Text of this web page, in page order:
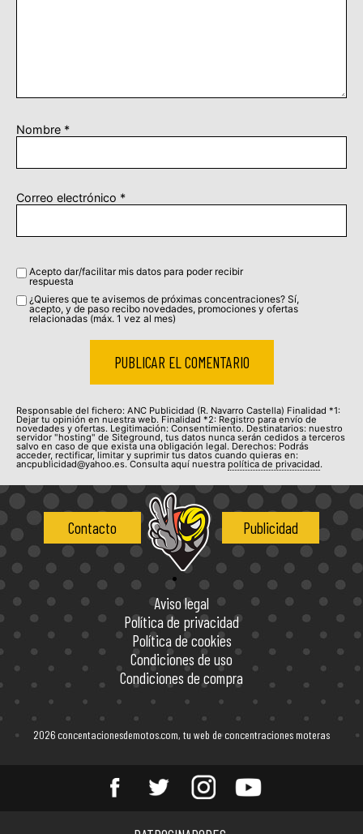
Nombre *
Correo electrónico *
Acepto dar/facilitar mis datos para poder recibir
respuesta
¿Quieres que te avisemos de próximas concentraciones? Sí,
acepto, y de paso recibo novedades, promociones y ofertas
relacionadas (máx. 1 vez al mes)
Responsable del fichero: ANC Publicidad (R. Navarro Castella) Finalidad *1:
Dejar tu opinión en nuestra web. Finalidad *2: Registro para envío de
novedades y ofertas. Legitimación: Consentimiento. Destinatarios: nuestro
servidor "hosting" de Siteground, tus datos nunca serán cedidos a terceros
salvo en caso de que exista una obligación legal. Derechos: Podrás
acceder, rectificar, limitar y suprimir tus datos cuando quieras en:
ancpublicidad@yahoo.es. Consulta aquí nuestra política de privacidad.
Contacto Publicidad
Aviso legal
Política de privacidad
Política de cookies
Condiciones de uso
Condiciones de compra
2026 concentacionesdemotos.com, tu web de concentraciones moteras